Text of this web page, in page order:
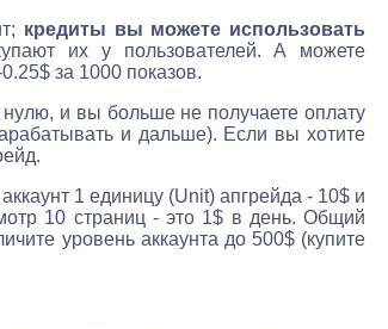
кредиты вы можете использовать
их у пользователей. А можете
за 1000 показов.
и вы больше не получаете оплату
и дальше). Если вы хотите
1 единицу (Unit) апгрейда - 10$ и
10 страниц - это 1$ в день. Общий
уровень аккаунта до 500$ (купите